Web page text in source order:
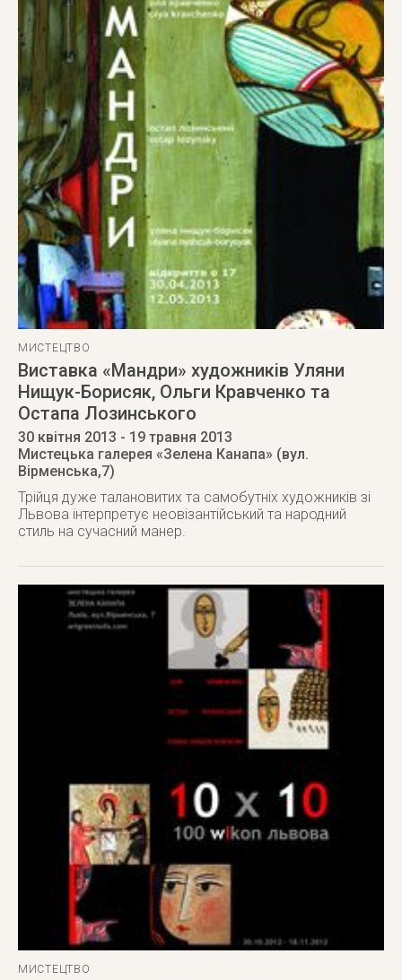
МИСТЕЦТВО
Виставка «Мандри» художників Уляни
Нищук-Борисяк, Ольги Кравченко та
Остапа Лозинського
30 квітня 2013 - 19 травня 2013
Мистецька галерея «Зелена Канапа» (вул.
Вірменська,7)
Трійця дуже талановитих та самобутніх художників зі
Львова інтерпретує неовізантійський та народний
стиль на сучасний манер.
МИСТЕЦТВО